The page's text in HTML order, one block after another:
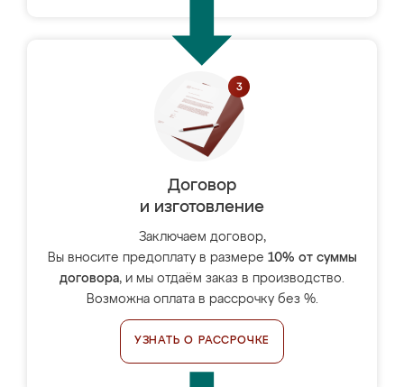
Договор
и изготовление
Заключаем договор,
Вы вносите предоплату в размере 10% от суммы
договора, и мы отдаём заказ в производство.
Возможна оплата в рассрочку без %.
УЗНАТЬ О РАССРОЧКЕ